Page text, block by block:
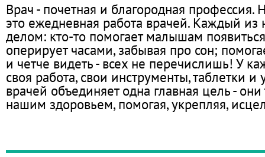
Врач - почетная и благородная профессия.
это ежедневная работа врачей. Каждый из
делом: кто-то помогает малышам
оперирует часами, забывая про сон;
и четче видеть - всех не перечислишь! У
своя работа, свои инструменты, таблетки и
врачей объединяет одна главная цель - они
нашим здоровьем, помогая, укрепляя,